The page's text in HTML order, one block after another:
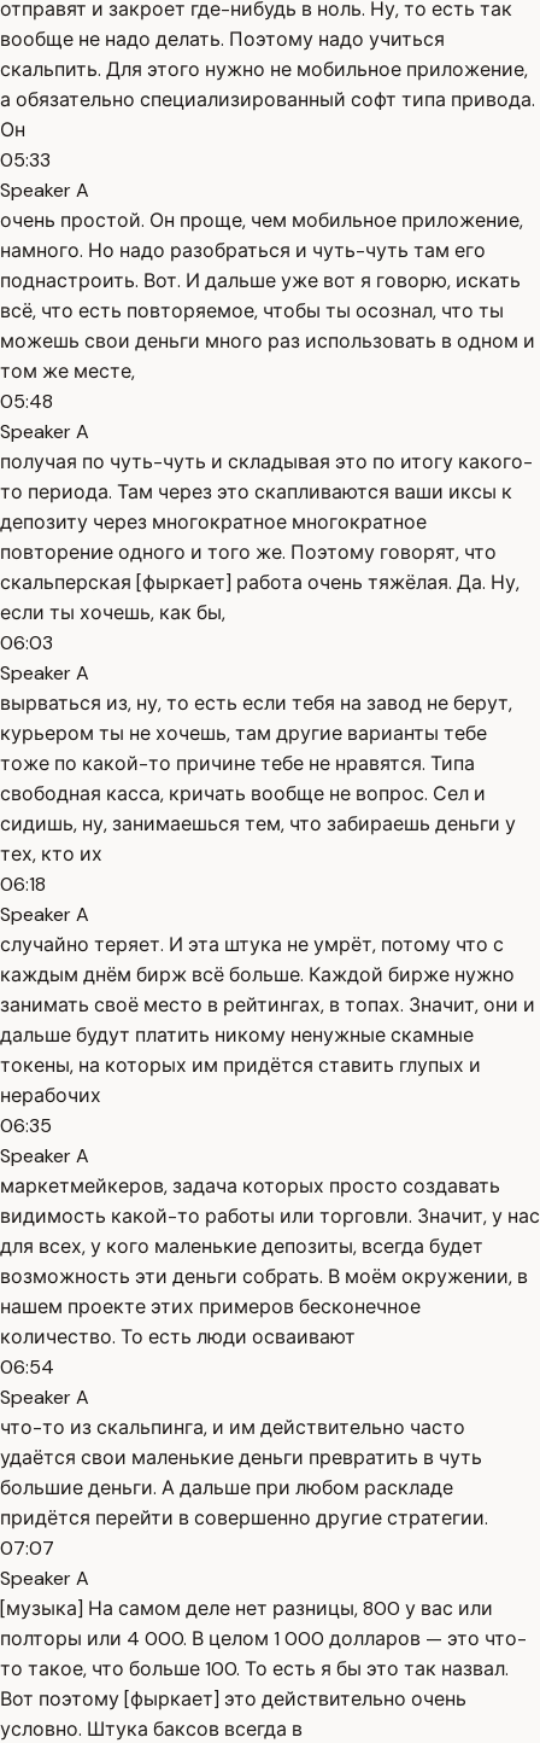
отправят и закроет где-нибудь в ноль. Ну, то есть так
вообще не надо делать. Поэтому надо учиться
скальпить. Для этого нужно не мобильное приложение,
а обязательно специализированный софт типа привода.
Он
05:33
Speaker A
очень простой. Он проще, чем мобильное приложение,
намного. Но надо разобраться и чуть-чуть там его
поднастроить. Вот. И дальше уже вот я говорю, искать
всё, что есть повторяемое, чтобы ты осознал, что ты
можешь свои деньги много раз использовать в одном и
том же месте,
05:48
Speaker A
получая по чуть-чуть и складывая это по итогу какого-
то периода. Там через это скапливаются ваши иксы к
депозиту через многократное многократное
повторение одного и того же. Поэтому говорят, что
скальперская [фыркает] работа очень тяжёлая. Да. Ну,
если ты хочешь, как бы,
06:03
Speaker A
вырваться из, ну, то есть если тебя на завод не берут,
курьером ты не хочешь, там другие варианты тебе
тоже по какой-то причине тебе не нравятся. Типа
свободная касса, кричать вообще не вопрос. Сел и
сидишь, ну, занимаешься тем, что забираешь деньги у
тех, кто их
06:18
Speaker A
случайно теряет. И эта штука не умрёт, потому что с
каждым днём бирж всё больше. Каждой бирже нужно
занимать своё место в рейтингах, в топах. Значит, они и
дальше будут платить никому ненужные скамные
токены, на которых им придётся ставить глупых и
нерабочих
06:35
Speaker A
маркетмейкеров, задача которых просто создавать
видимость какой-то работы или торговли. Значит, у нас
для всех, у кого маленькие депозиты, всегда будет
возможность эти деньги собрать. В моём окружении, в
нашем проекте этих примеров бесконечное
количество. То есть люди осваивают
06:54
Speaker A
что-то из скальпинга, и им действительно часто
удаётся свои маленькие деньги превратить в чуть
большие деньги. А дальше при любом раскладе
придётся перейти в совершенно другие стратегии.
07:07
Speaker A
[музыка] На самом деле нет разницы, 800 у вас или
полторы или 4 000. В целом 1 000 долларов — это что-
то такое, что больше 100. То есть я бы это так назвал.
Вот поэтому [фыркает] это действительно очень
условно. Штука баксов всегда в